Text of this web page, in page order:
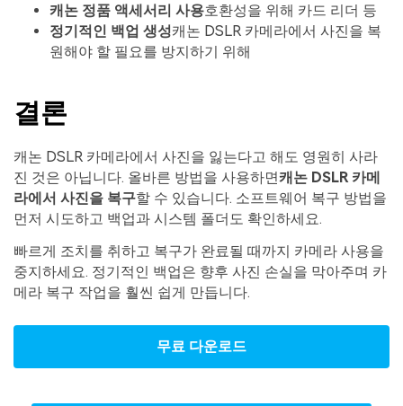
캐논 정품 액세서리 사용호환성을 위해 카드 리더 등
정기적인 백업 생성캐논 DSLR 카메라에서 사진을 복
원해야 할 필요를 방지하기 위해
결론
캐논 DSLR 카메라에서 사진을 잃는다고 해도 영원히 사라
진 것은 아닙니다. 올바른 방법을 사용하면캐논 DSLR 카메
라에서 사진을 복구할 수 있습니다. 소프트웨어 복구 방법을
먼저 시도하고 백업과 시스템 폴더도 확인하세요.
빠르게 조치를 취하고 복구가 완료될 때까지 카메라 사용을
중지하세요. 정기적인 백업은 향후 사진 손실을 막아주며 카
메라 복구 작업을 훨씬 쉽게 만듭니다.
무료 다운로드